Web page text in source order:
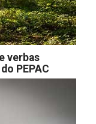
verbas
PEPAC